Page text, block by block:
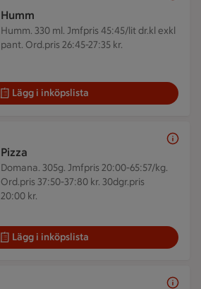
Humm
Humm. 330 ml. Jmfpris 45:45/lit dr.kl exkl
pant. Ord.pris 26:45-27:35 kr.
Lägg i inköpslista
Pizza
Domana. 305g. Jmfpris 20:00-65:57/kg.
Ord.pris 37:50-37:80 kr. 30dgr.pris
20:00 kr.
Lägg i inköpslista